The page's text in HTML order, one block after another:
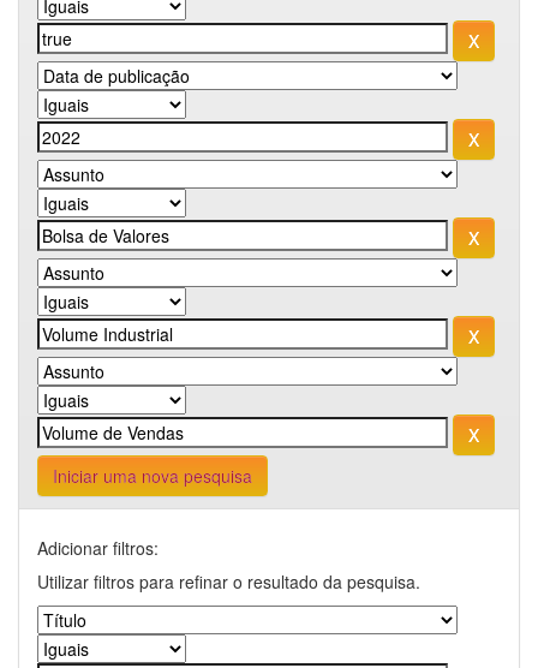
Iniciar uma nova pesquisa
Adicionar filtros:
Utilizar filtros para refinar o resultado da pesquisa.